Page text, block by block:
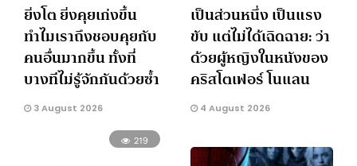
ยิ่งโต ยิ่งคุยเก่งขึ้น
ทำไมเราถึงชอบคุยกับ
คนอื่นมากขึ้น ทั้งที่
บางทีไม่รู้จักกันด้วยซ้ำ
3 August 2026
เป็นส่วนหนึ่ง เป็นแรง
ขับ แต่ไม่ได้เฉิดฉาย: ว่า
ด้วยผู้หญิงในหนังของ
คริสโตเฟอร์ โนแลน
4 August 2026
219